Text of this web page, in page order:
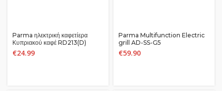
Parma ηλεκτρική καφετίερα
Κυπριακού καφέ RD213(D)
€24.99
Parma Multifunction Electric
grill AD-SS-G5
€59.90